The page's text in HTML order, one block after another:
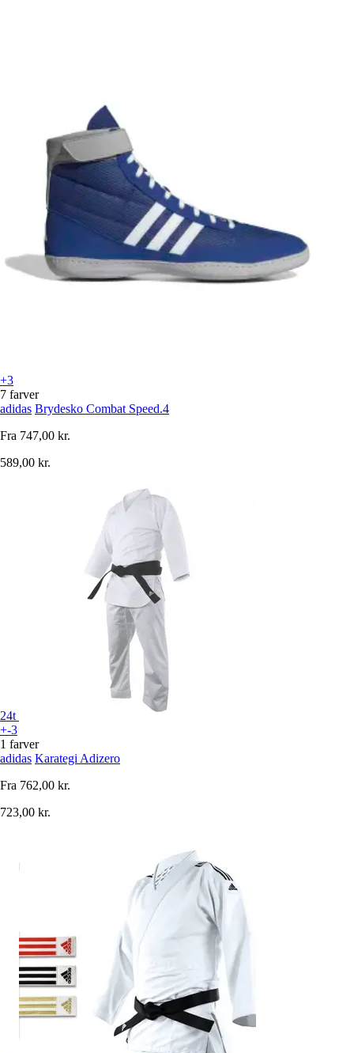
+3
7 farver
adidas Brydesko Combat Speed.4
Fra 747,00 kr.
589,00 kr.
24t
+-3
1 farver
adidas Karategi Adizero
Fra 762,00 kr.
723,00 kr.